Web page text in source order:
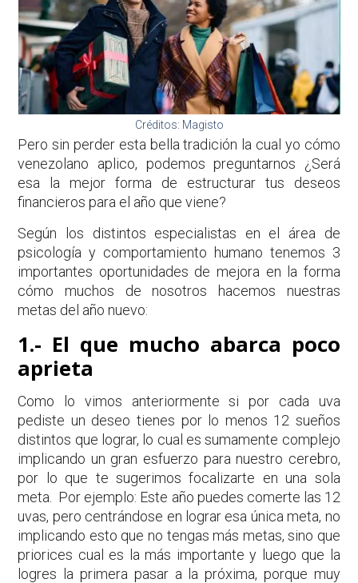
Créditos: Magisto
Pero sin perder esta bella tradición la cual yo cómo
venezolano aplico, podemos preguntarnos ¿Será
esa la mejor forma de estructurar tus deseos
financieros para el año que viene?
Según los distintos especialistas en el área de
psicología y comportamiento humano tenemos 3
importantes oportunidades de mejora en la forma
cómo muchos de nosotros hacemos nuestras
metas del año nuevo:
1.- El que mucho abarca poco
aprieta
Como lo vimos anteriormente si por cada uva
pediste un deseo tienes por lo menos 12 sueños
distintos que lograr, lo cual es sumamente complejo
implicando un gran esfuerzo para nuestro cerebro,
por lo que te sugerimos focalizarte en una sola
meta. Por ejemplo: Este año puedes comerte las 12
uvas, pero centrándose en lograr esa única meta, no
implicando esto que no tengas más metas, sino que
priorices cual es la más importante y luego que la
logres la primera pasar a la próxima, porque muy